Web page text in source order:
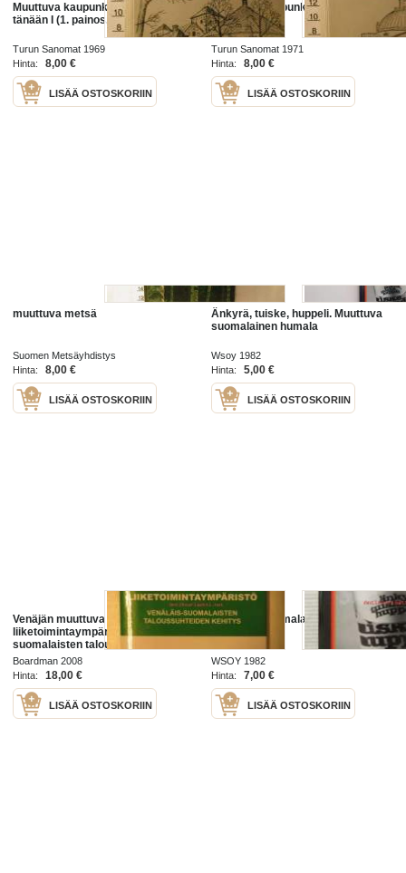
Muuttuva kaupunki. Turku II eilen ja
tänään I (1. painos, kangaskansi)
Turun Sanomat 1969
Hinta:
8,00 €
LISÄÄ OSTOSKORIIN
Muuttuva kaupunki : Turku eilen ja
tänään I
Turun Sanomat 1971
Hinta:
8,00 €
LISÄÄ OSTOSKORIIN
muuttuva metsä
Suomen Metsäyhdistys
Hinta:
8,00 €
LISÄÄ OSTOSKORIIN
Änkyrä, tuiske, huppeli. Muuttuva
suomalainen humala
Wsoy 1982
Hinta:
5,00 €
LISÄÄ OSTOSKORIIN
Venäjän muuttuva
liiketoimintaympäristö- venäläis-
suomalaisten taloussuhteiden
kehitys
Boardman 2008
Hinta:
18,00 €
LISÄÄ OSTOSKORIIN
Muuttuva suomalainen humala
WSOY 1982
Hinta:
7,00 €
LISÄÄ OSTOSKORIIN